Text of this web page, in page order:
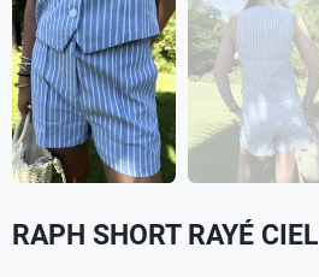
RAPH SHORT RAYÉ CIEL